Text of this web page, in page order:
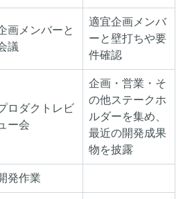
画メンバーと
議
適宜企画メンバ
ーと壁打ちや要
件確認
ロダクトレビ
ュー会
企画・営業・そ
の他ステークホ
ルダーを集め、
最近の開発成果
物を披露
発作業